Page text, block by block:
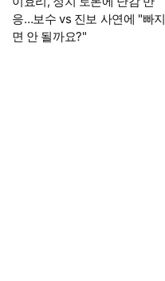
응…보수 vs 진보 사연에 "빠지
면 안 될까요?"